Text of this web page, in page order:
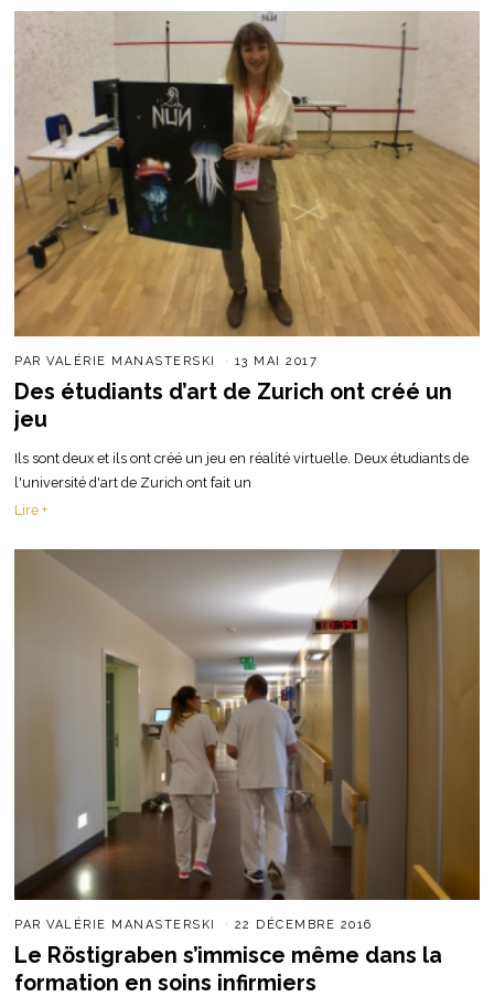
PARVALÉRIE MANASTERSKI 13 MAI 2017
Des étudiants d’art de Zurich ont créé un
jeu
Ils sont deux et ils ont créé un jeu en réalité virtuelle. Deux étudiants de
l'université d'art de Zurich ont fait un
Lire +
PARVALÉRIE MANASTERSKI 22 DÉCEMBRE 2016
Le Röstigraben s’immisce même dans la
formation en soins infirmiers